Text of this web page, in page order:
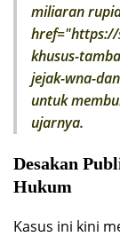
miliaran
href="https://
khusus-
jejak-wna-
untuk
ujarnya.
Desakan
Hukum
Kasus ini kini